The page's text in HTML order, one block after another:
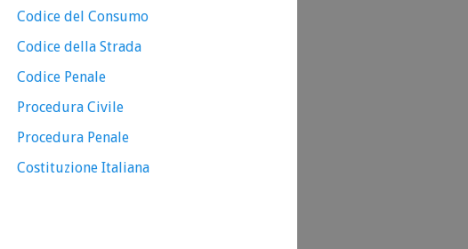
Codice del Consumo
Codice della Strada
Codice Penale
Procedura Civile
Procedura Penale
Costituzione Italiana